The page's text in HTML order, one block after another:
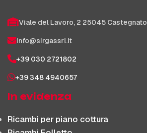
Viale del Lavoro, 2 25045 Castegnato
info@sirgassrl.it
+39 030 2721802
+39 348 4940657
In evidenza
Ricambi per piano cottura